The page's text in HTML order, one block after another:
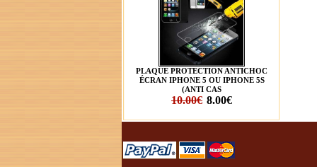
PLAQUE PROTECTION ANTICHOC
ÉCRAN IPHONE 5 OU IPHONE 5S
(ANTI CAS
10.00€ 8.00€